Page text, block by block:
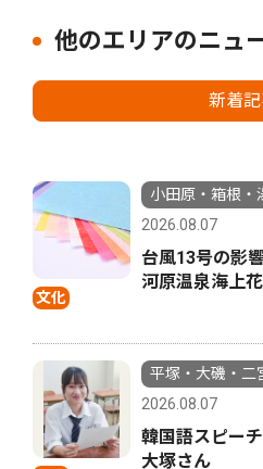
他のエリアのニュ
新着
文化
小田原・箱根・
2026.08.07
台風13号の影
河原温泉海上
平塚・大磯・二
2026.08.07
韓国語スピー
大塚さん